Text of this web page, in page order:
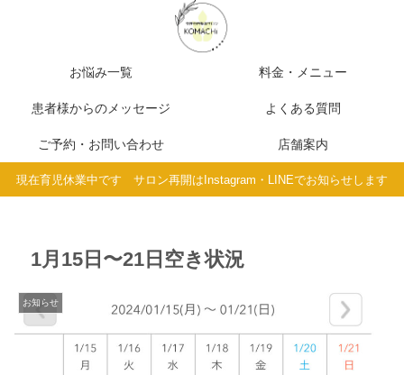
お悩み一覧 料金・メニュー
患者様からのメッセージ よくある質問
ご予約・お問い合わせ 店舗案内
現在育児休業中です サロン再開はInstagram・LINEでお知らせします
1月15日〜21日空き状況
お知らせ